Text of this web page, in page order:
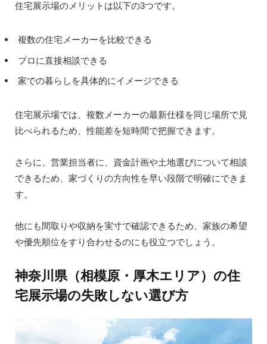
住宅展示場のメリットは以下の3つです。
複数の住宅メーカーを比較できる
プロに直接相談できる
家での暮らしを具体的にイメージできる
住宅展示場では、複数メーカーの最新仕様を同じ場所で見
比べられるため、性能差を短時間で把握できます。
さらに、営業担当者に、資金計画や土地選びについて相談
できるため、家づくりの方向性を早い段階で明確にできま
す。
他にも間取りや収納を実寸で確認できるため、家族の希望
や優先順位をすり合わせるのにも役立つでしょう。
神奈川県（相模原・厚木エリア）の住
宅展示場の失敗しない選び方